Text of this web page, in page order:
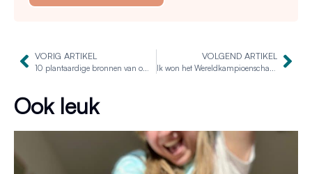
VORIG ARTIKEL VOLGEND ARTIKEL
Ook leuk